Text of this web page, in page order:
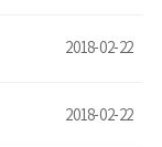
2018-02-22
2018-02-22